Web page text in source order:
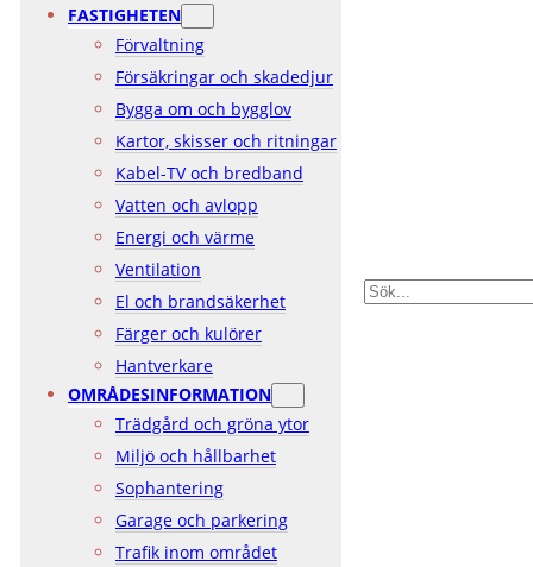
FASTIGHETEN
Förvaltning
Försäkringar och skadedjur
Bygga om och bygglov
Kartor, skisser och ritningar
Kabel-TV och bredband
Vatten och avlopp
Energi och värme
Ventilation
El och brandsäkerhet
Färger och kulörer
Hantverkare
OMRÅDESINFORMATION
Trädgård och gröna ytor
Miljö och hållbarhet
Sophantering
Garage och parkering
Trafik inom området
SÖK